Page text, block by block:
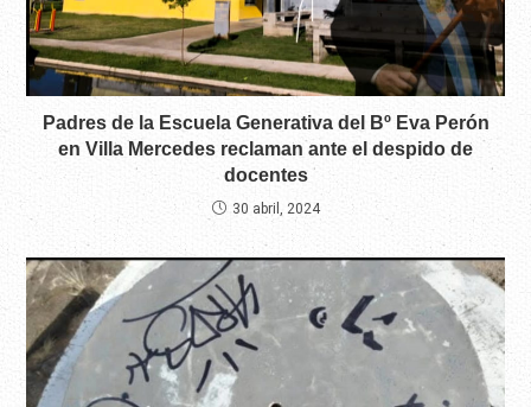
Padres de la Escuela Generativa del Bº Eva Perón
en Villa Mercedes reclaman ante el despido de
docentes
30 abril, 2024